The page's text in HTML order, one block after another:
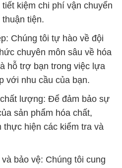
kiệm chi phí vận chuyển
tiện.
Chúng tôi tự hào về đội
chuyên môn sâu về hóa
hỗ trợ bạn trong việc lựa
với nhu cầu của bạn.
lượng: Để đảm bảo sự
sản phẩm hóa chất,
hiện các kiểm tra và
bảo vệ: Chúng tôi cung